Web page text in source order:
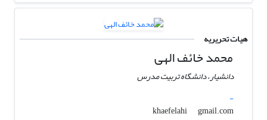
هیات تحریریه
محمد خائف الهی
دانشیار، دانشگاه تربیت مدرس
-
khaefelahi
gmail.com